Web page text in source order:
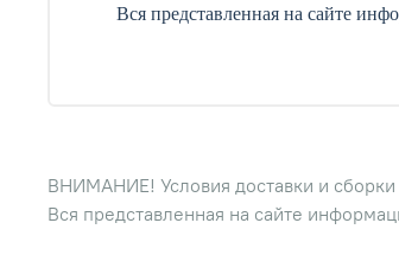
Вся представленная на сайте
ВНИМАНИЕ! Условия доставки и
Вся представленная на сайте